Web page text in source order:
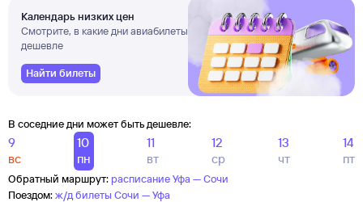
Календарь низких цен
Смотрите, в какие дни авиабилеты
дешевле
Найти билеты
В соседние дни может быть дешевле:
9
вс
10
пн
11
вт
12
ср
13
чт
14
пт
Обратный маршрут: расписание Уфа — Сочи
Поездом:ж/д билеты Сочи — Уфа